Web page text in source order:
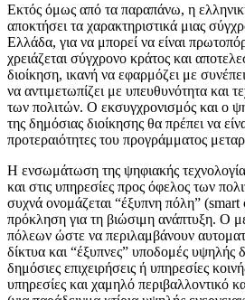
Εκτός όμως από τα παραπάνω, η
αποκτήσει τα χαρακτηριστικά μιας
Ελλάδα, για να μπορεί να είναι
χρειάζεται σύγχρονο κράτος και
διοίκηση, ικανή να εφαρμόζει με
να αντιμετωπίζει με υπευθυνότητα και
των πολιτών. Ο εκσυγχρονισμός και ο
της δημόσιας διοίκησης θα πρέπει να
προτεραιότητες του προγράμματος
Η ενσωμάτωση της ψηφιακής
και στις υπηρεσίες προς όφελος των
συχνά ονομάζεται “έξυπνη πόλη” (smart
πρόκληση για τη βιώσιμη ανάπτυξη. Ο
πόλεων ώστε να περιλαμβάνουν
δίκτυα και “έξυπνες” υποδομές υψηλής
δημόσιες επιχειρήσεις ή υπηρεσίες
υπηρεσίες και χαμηλό περιβαλλοντικό